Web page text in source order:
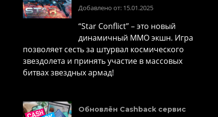
Добавлено от: 15.01.2025
“Star Conflict” – это новый
динамичный MMO экшн. Игра
позволяет сесть за штурвал космического
звездолета и принять участие в массовых
битвах звездных армад!
Обновлён Cashback сервис